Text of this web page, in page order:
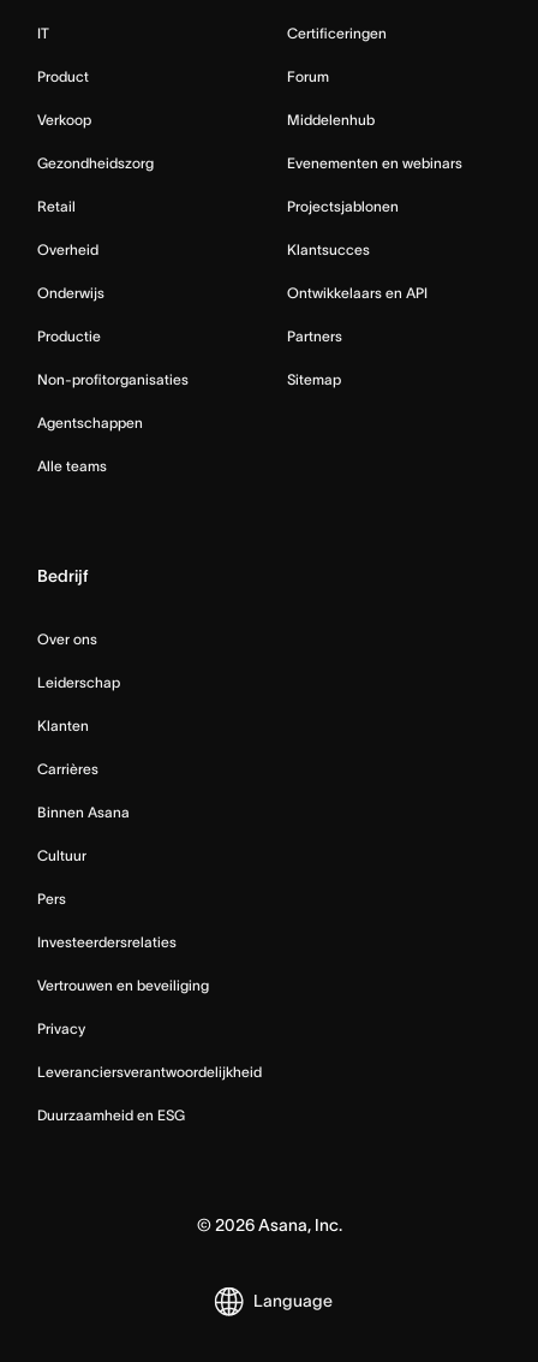
IT
Product
Verkoop
Gezondheidszorg
Retail
Overheid
Onderwijs
Productie
Non-profitorganisaties
Agentschappen
Alle teams
Certificeringen
Forum
Middelenhub
Evenementen en webinars
Projectsjablonen
Klantsucces
Ontwikkelaars en API
Partners
Sitemap
Bedrijf
Over ons
Leiderschap
Klanten
Carrières
Binnen Asana
Cultuur
Pers
Investeerdersrelaties
Vertrouwen en beveiliging
Privacy
Leveranciersverantwoordelijkheid
Duurzaamheid en ESG
©2026Asana, Inc.
Language